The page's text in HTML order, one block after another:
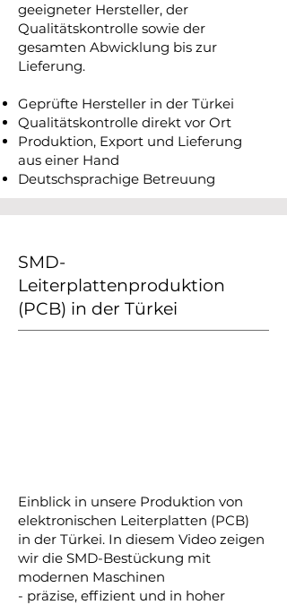
geeigneter Hersteller, der
Qualitätskontrolle sowie der
gesamten Abwicklung bis zur
Lieferung.
Geprüfte Hersteller in der Türkei
Qualitätskontrolle direkt vor Ort
Produktion, Export und Lieferung
aus einer Hand
Deutschsprachige Betreuung
SMD-
Leiterplattenproduktion
(PCB) in der Türkei
Einblick in unsere Produktion von
elektronischen Leiterplatten (PCB)
in der Türkei. In diesem Video zeigen
wir die SMD-Bestückung mit
modernen Maschinen
- präzise, effizient und in hoher